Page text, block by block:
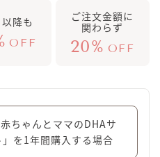
降も
OFF
ご注文金額に
関わらず
20% OFF
ちゃんとママのDHAサ
を1年間購入する場合